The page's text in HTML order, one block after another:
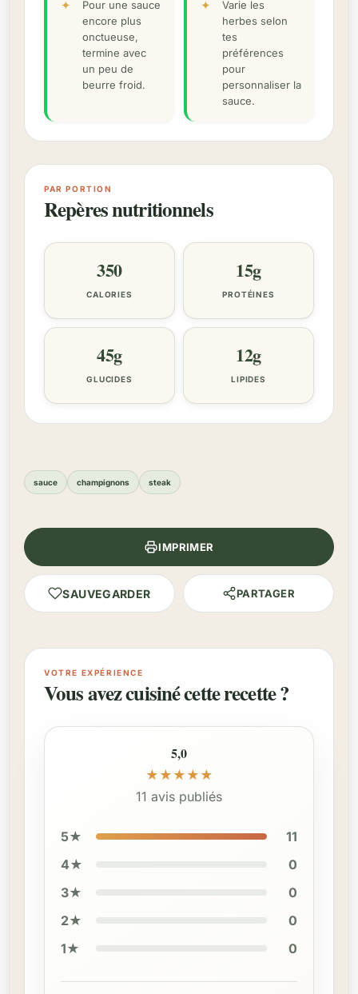
Pour une sauce
encore plus
onctueuse,
termine avec
un peu de
beurre froid.
Varie les
herbes selon
tes
préférences
pour
personnaliser la
sauce.
PAR PORTION
Repères nutritionnels
350
CALORIES
15g
PROTÉINES
45g
GLUCIDES
12g
LIPIDES
sauce champignons steak
IMPRIMER
SAUVEGARDER PARTAGER
VOTRE EXPÉRIENCE
Vous avez cuisiné cette recette ?
5,0
★ ★ ★ ★ ★
11 avis publiés
5★
11
4★
0
3★
0
2★
0
1★
0